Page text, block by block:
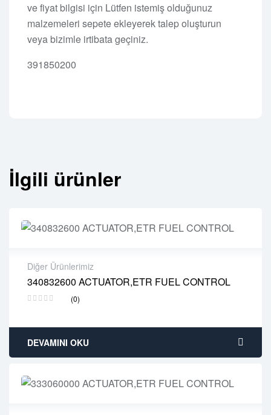
ve fiyat bilgisi için Lütfen istemiş olduğunuz
malzemeleri sepete ekleyerek talep oluşturun
veya bizimle irtibata geçiniz.
391850200
İlgili ürünler
Diğer Ürünlerimiz
340832600 ACTUATOR,ETR FUEL CONTROL
(0)
2 years warranty
Delivery time: 1-2 business days
DEVAMINI OKU